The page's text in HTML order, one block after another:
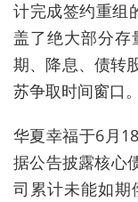
计完成签约重组
盖了绝大部分存
期、降息、债转
苏争取时间窗口。
华夏幸福于6月
据公告披露核心
司累计未能如